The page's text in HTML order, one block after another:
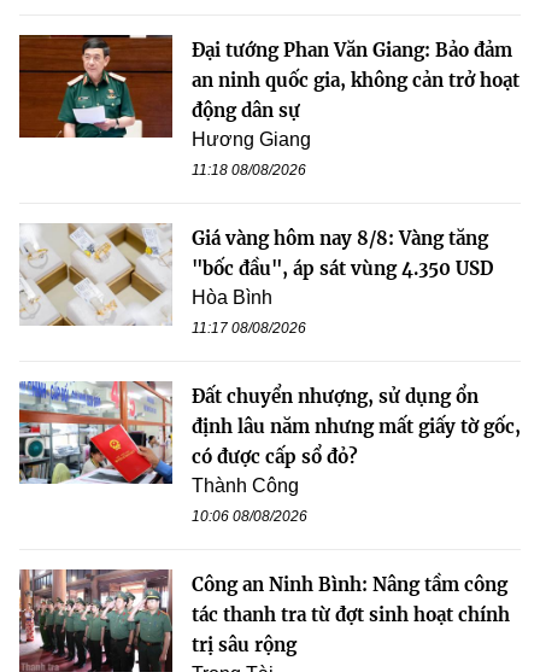
Đại tướng Phan Văn Giang: Bảo đảm
an ninh quốc gia, không cản trở hoạt
động dân sự
Hương Giang
11:18 08/08/2026
Giá vàng hôm nay 8/8: Vàng tăng
"bốc đầu", áp sát vùng 4.350 USD
Hòa Bình
11:17 08/08/2026
Đất chuyển nhượng, sử dụng ổn
định lâu năm nhưng mất giấy tờ gốc,
có được cấp sổ đỏ?
Thành Công
10:06 08/08/2026
Công an Ninh Bình: Nâng tầm công
tác thanh tra từ đợt sinh hoạt chính
trị sâu rộng